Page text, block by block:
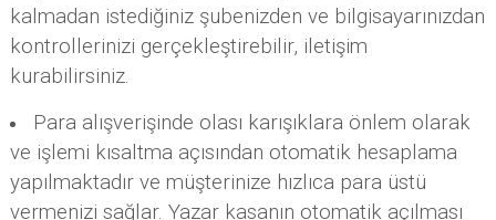
kalmadan istediğiniz şubenizden ve bilgisayarınızdan
kontrollerinizi gerçekleştirebilir, iletişim
kurabilirsiniz.
Para alışverişinde olası karışıklara önlem olarak
ve işlemi kısaltma açısından otomatik hesaplama
yapılmaktadır ve müşterinize hızlıca para üstü
vermenizi sağlar. Yazar kasanın otomatik açılması